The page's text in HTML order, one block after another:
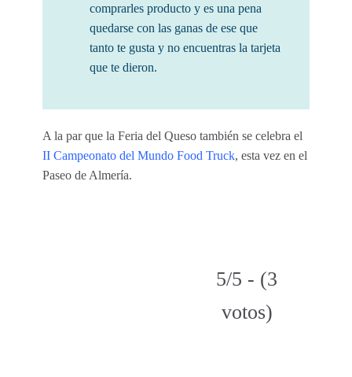
comprarles producto y es una pena
quedarse con las ganas de ese que
tanto te gusta y no encuentras la tarjeta
que te dieron.
A la par que la Feria del Queso también se celebra el
II Campeonato del Mundo Food Truck, esta vez en el
Paseo de Almería.
5/5 - (3
votos)